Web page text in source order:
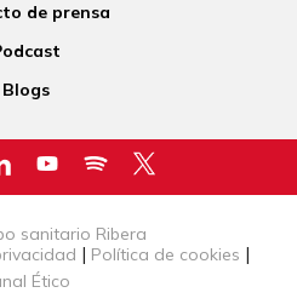
de prensa
Blogs
sanitario Ribera
| Política de cookies |
Ético